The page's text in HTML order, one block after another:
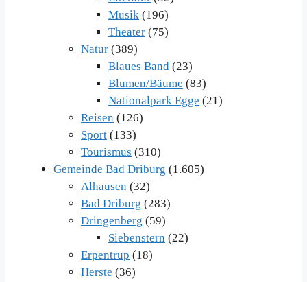
Musik (196)
Theater (75)
Natur (389)
Blaues Band (23)
Blumen/Bäume (83)
Nationalpark Egge (21)
Reisen (126)
Sport (133)
Tourismus (310)
Gemeinde Bad Driburg (1.605)
Alhausen (32)
Bad Driburg (283)
Dringenberg (59)
Siebenstern (22)
Erpentrup (18)
Herste (36)